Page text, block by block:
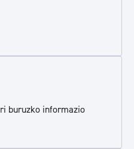
buruzko informazio